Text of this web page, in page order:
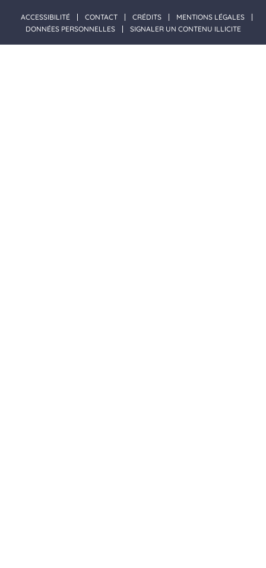
ACCESSIBILITÉ CONTACT CRÉDITS
MENTIONS LÉGALES
DONNÉES PERSONNELLES
SIGNALER UN CONTENU ILLICITE